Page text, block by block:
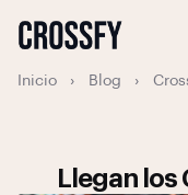
Inicio › Blog ›
Llegan